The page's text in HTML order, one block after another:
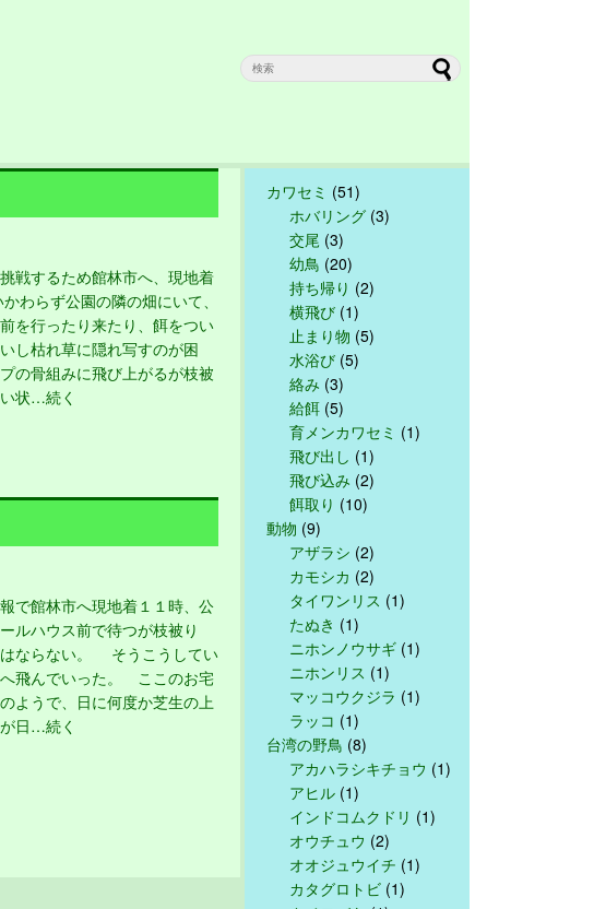
戦するため館林市へ、現地着
わらず公園の隣の畑にいて、
を行ったり来たり、餌をつい
し枯れ草に隠れ写すのが困
の骨組みに飛び上がるが枝被
状…続く
で館林市へ現地着１１時、公
ルハウス前で待つが枝被り
はならない。 そうこうしてい
飛んでいった。 ここのお宅
ようで、日に何度か芝生の上
日…続く
カワセミ (51)
ホバリング (3)
交尾 (3)
幼鳥 (20)
持ち帰り (2)
横飛び (1)
止まり物 (5)
水浴び (5)
絡み (3)
給餌 (5)
育メンカワセミ (1)
飛び出し (1)
飛び込み (2)
餌取り (10)
動物 (9)
アザラシ (2)
カモシカ (2)
タイワンリス (1)
たぬき (1)
ニホンノウサギ (1)
ニホンリス (1)
マッコウクジラ (1)
ラッコ (1)
台湾の野鳥 (8)
アカハラシキチョウ (1)
アヒル (1)
インドコムクドリ (1)
オウチュウ (2)
オオジュウイチ (1)
カタグロトビ (1)